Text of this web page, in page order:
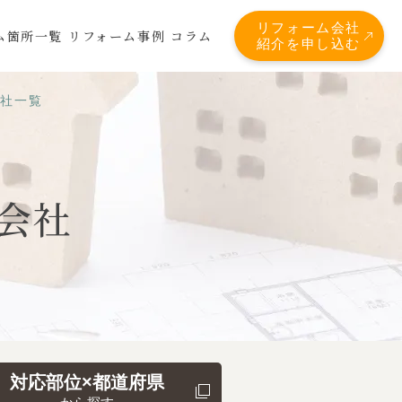
箇所一覧 リフォーム事例 コラム
リフォーム会社
紹介を申し込む
一覧
社
対応部位×都道府県